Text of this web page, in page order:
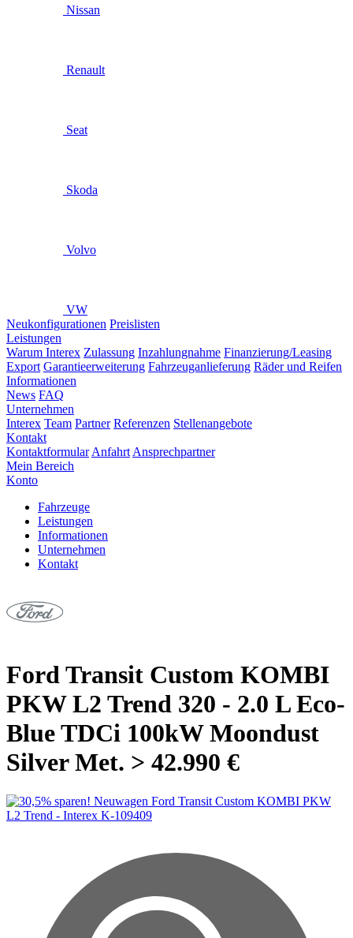
Nissan
Renault
Seat
Skoda
Volvo
VW
Neukonfigurationen Preislisten
Leistungen
Warum Interex Zulassung Inzahlungnahme Finanzierung/Leasing
Export Garantieerweiterung Fahrzeuganlieferung Räder und Reifen
Informationen
News FAQ
Unternehmen
Interex Team Partner Referenzen Stellenangebote
Kontakt
Kontaktformular Anfahrt Ansprechpartner
Mein Bereich
Konto
Fahrzeuge
Leistungen
Informationen
Unternehmen
Kontakt
Ford Transit Custom KOMBI
PKW L2 Trend 320 - 2.0 L Eco-
Blue TDCi 100kW Moondust
Silver Met. > 42.990 €